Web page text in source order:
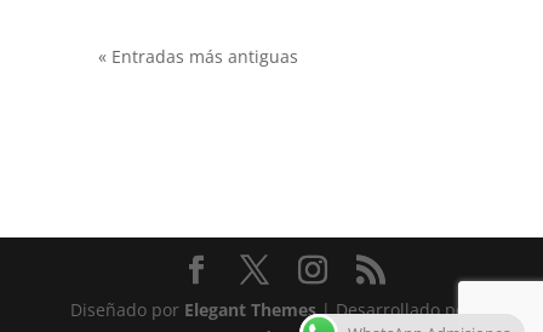
« Entradas más antiguas
Diseñado por Elegant Themes| Desarrollado por